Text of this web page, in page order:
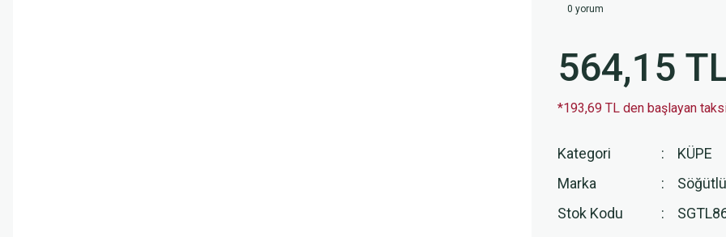
0 yorum
564,15
*193,69 TL den başlayan
Kategori
KÜPE
Marka
Stok Kodu